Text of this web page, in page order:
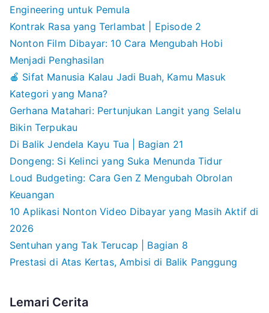
Engineering untuk Pemula
Kontrak Rasa yang Terlambat | Episode 2
Nonton Film Dibayar: 10 Cara Mengubah Hobi
Menjadi Penghasilan
🍎 Sifat Manusia Kalau Jadi Buah, Kamu Masuk
Kategori yang Mana?
Gerhana Matahari: Pertunjukan Langit yang Selalu
Bikin Terpukau
Di Balik Jendela Kayu Tua | Bagian 21
Dongeng: Si Kelinci yang Suka Menunda Tidur
Loud Budgeting: Cara Gen Z Mengubah Obrolan
Keuangan
10 Aplikasi Nonton Video Dibayar yang Masih Aktif di
2026
Sentuhan yang Tak Terucap | Bagian 8
Prestasi di Atas Kertas, Ambisi di Balik Panggung
Lemari Cerita